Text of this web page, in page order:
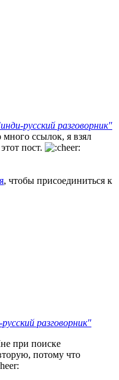
русский разговорник"
ссылок, я взял
пост.
, чтобы присоединиться к
разговорник"
при поиске
потому что